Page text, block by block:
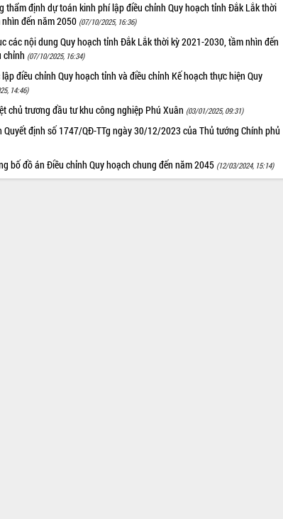
thẩm định dự toán kinh phí lập điều chỉnh Quy hoạch tỉnh Đắk Lắk thời
đến năm 2050 (07/10/2025, 16:36)
các nội dung Quy hoạch tỉnh Đắk Lắk thời kỳ 2021-2030, tầm nhìn đến
chỉnh (07/10/2025, 16:34)
điều chỉnh Quy hoạch tỉnh và điều chỉnh Kế hoạch thực hiện Quy
14:46)
chủ trương đầu tư khu công nghiệp Phú Xuân (03/01/2025, 09:31)
Quyết định số 1747/QĐ-TTg ngày 30/12/2023 của Thủ tướng Chính phủ
bố đồ án Điều chỉnh Quy hoạch chung đến năm 2045 (12/03/2024, 15:14)